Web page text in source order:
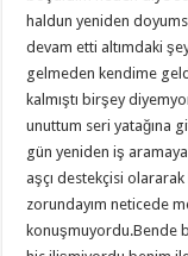
haldun yeniden
devam etti altımdaki
gelmeden kendime
kalmıştı birşey
unuttum seri yatağına
gün yeniden iş
aşçı destekçisi
zorundayım neticede
konuşmuyordu.Bende